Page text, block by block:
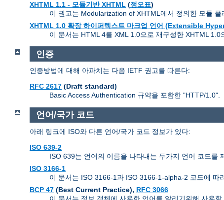
XHTML 1.1 - 모듈기반 XHTML (정오표)
이 권고는 Modularization of XHTML에서 정의한 모듈
XHTML 1.0 확장 하이퍼텍스트 마크업 언어 (Extensible
이 문서는 HTML 4를 XML 1.0으로 재구성한 XHTML
인증
인증방법에 대해 아파치는 다음 IETF 권고를 따른다:
RFC 2617 (Draft standard)
Basic Access Authentication 규약을 포함한 "HTTP/1.0".
언어/국가 코드
아래 링크에 ISO와 다른 언어/국가 코드 정보가 있다:
ISO 639-2
ISO 639는 언어의 이름을 나타내는 두가지 언어 코드를
ISO 3166-1
이 문서는 ISO 3166-1과 ISO 3166-1-alpha-2 코드에 따
BCP 47 (Best Current Practice), RFC 3066